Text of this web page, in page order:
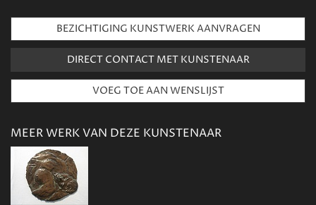
BEZICHTIGING KUNSTWERK AANVRAGEN
DIRECT CONTACT MET KUNSTENAAR
MEER WERK VAN DEZE KUNSTENAAR